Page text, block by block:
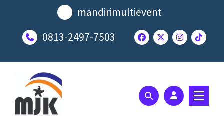
mandirimultievent
0813-2497-7503